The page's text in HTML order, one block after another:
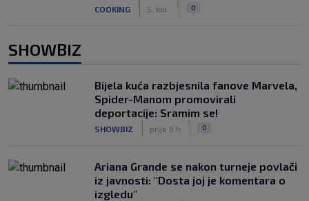
COOKING 5. kol. 0
SHOWBIZ
Bijela kuća razbjesnila fanove Marvela,
Spider-Manom promovirali
deportacije: Sramim se!
SHOWBIZ prije 6 h 0
Ariana Grande se nakon turneje povlači
iz javnosti: "Dosta joj je komentara o
izgledu"